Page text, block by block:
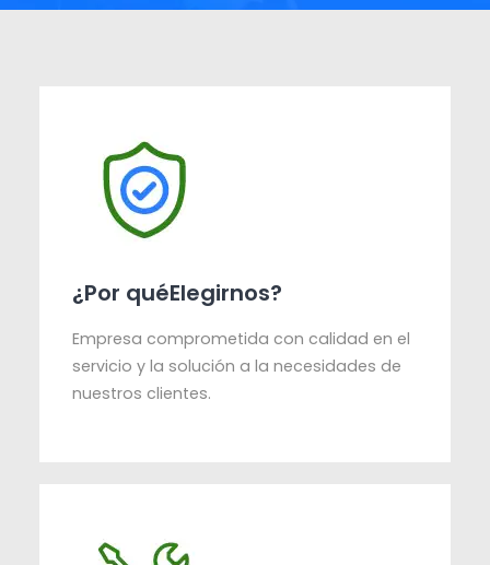
¿Por quéElegirnos?
Empresa comprometida con calidad en el
servicio y la solución a la necesidades de
nuestros clientes.